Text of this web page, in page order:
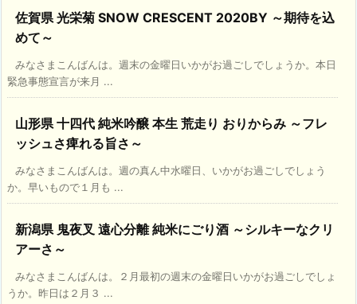
佐賀県 光栄菊 SNOW CRESCENT 2020BY ～期待を込
めて～
みなさまこんばんは。週末の金曜日いかがお過ごしでしょうか。本日
緊急事態宣言が来月 ...
山形県 十四代 純米吟醸 本生 荒走り おりからみ ～フレ
ッシュさ痺れる旨さ～
みなさまこんばんは。週の真ん中水曜日、いかがお過ごしでしょう
か。早いもので１月も ...
新潟県 鬼夜叉 遠心分離 純米にごり酒 ～シルキーなクリ
アーさ～
みなさまこんばんは。２月最初の週末の金曜日いかがお過ごしでしょ
うか。昨日は２月３ ...